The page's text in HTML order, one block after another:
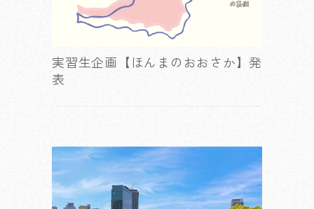
実習生企画【ほんまのおおさか】発
表